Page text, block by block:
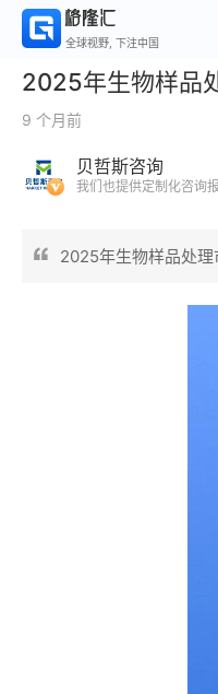
全球视野, 下注中国
2025年生物样品
9 个月前
贝哲斯咨询
我们也提供定制化咨询
2025年生物样品处